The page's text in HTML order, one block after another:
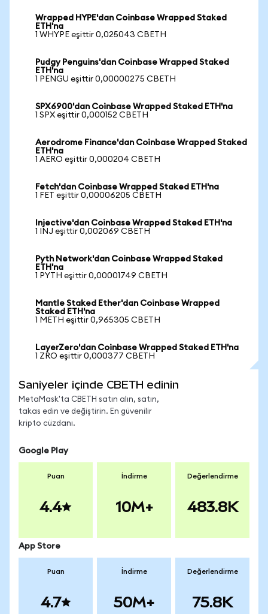
Wrapped HYPE'dan Coinbase Wrapped Staked
ETH'na
1 WHYPE eşittir 0,025043 CBETH
Pudgy Penguins'dan Coinbase Wrapped Staked
ETH'na
1 PENGU eşittir 0,00000275 CBETH
SPX6900'dan Coinbase Wrapped Staked ETH'na
1 SPX eşittir 0,000152 CBETH
Aerodrome Finance'dan Coinbase Wrapped Staked
ETH'na
1 AERO eşittir 0,000204 CBETH
Fetch'dan Coinbase Wrapped Staked ETH'na
1 FET eşittir 0,00006205 CBETH
Injective'dan Coinbase Wrapped Staked ETH'na
1 INJ eşittir 0,002069 CBETH
Pyth Network'dan Coinbase Wrapped Staked
ETH'na
1 PYTH eşittir 0,00001749 CBETH
Mantle Staked Ether'dan Coinbase Wrapped
Staked ETH'na
1 METH eşittir 0,965305 CBETH
LayerZero'dan Coinbase Wrapped Staked ETH'na
1 ZRO eşittir 0,000377 CBETH
Saniyeler içinde CBETH edinin
MetaMask'ta CBETH satın alın, satın,
takas edin ve değiştirin. En güvenilir
kripto cüzdanı.
Google Play
Puan
4.4
İndirme
10M+
Değerlendirme
483.8K
App Store
Puan
4.7
İndirme
50M+
Değerlendirme
75.8K